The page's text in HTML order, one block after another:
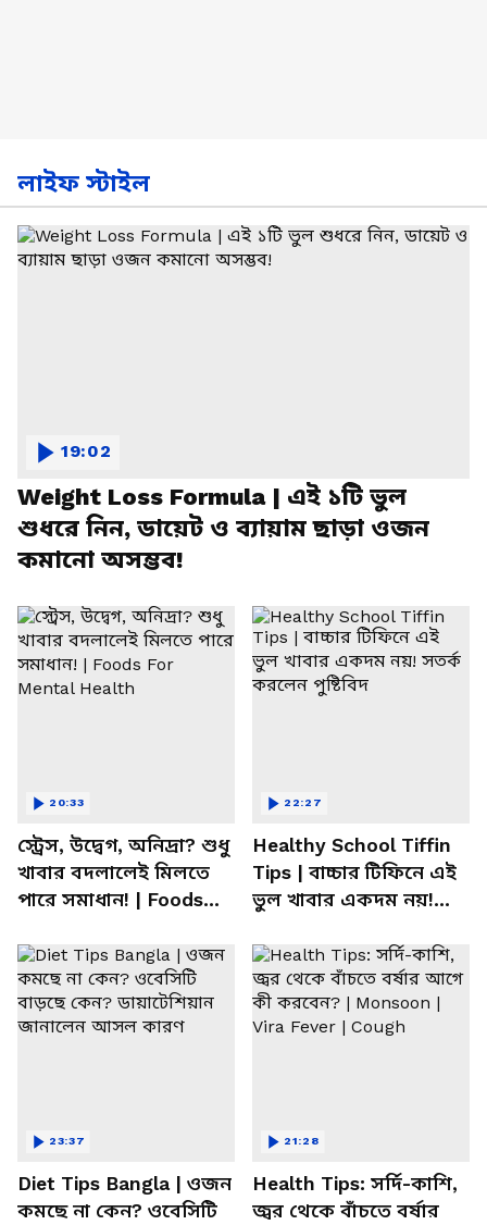
লাইফ স্টাইল
Weight Loss Formula | এই ১টি ভুল
শুধরে নিন, ডায়েট ও ব্যায়াম ছাড়া ওজন
কমানো অসম্ভব!
19:02
স্ট্রেস, উদ্বেগ, অনিদ্রা? শুধু
খাবার বদলালেই মিলতে
পারে সমাধান! | Foods
20:33
Healthy School Tiffin
Tips | বাচ্চার টিফিনে এই
ভুল খাবার একদম নয়!
22:27
Diet Tips Bangla | ওজন
কমছে না কেন? ওবেসিটি
23:37
Health Tips: সর্দি-কাশি,
জ্বর থেকে বাঁচতে বর্ষার
21:28